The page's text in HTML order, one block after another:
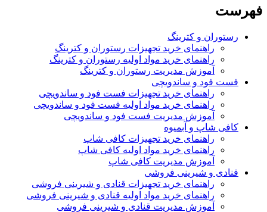
فهرست
رستوران و کترینگ
راهنمای خرید تجهیزات رستوران و کترینگ
راهنمای خرید مواد اولیه رستوران و کترینگ
آموزش مدیریت رستوران و کترینگ
فست فود و ساندویچی
راهنمای خرید تجهیزات فست فود و ساندویچی
راهنمای خرید مواد اولیه فست فود و ساندویچی
آموزش مدیریت فست فود و ساندویچی
کافی شاپ و آبمیوه
راهنمای خرید تجهیزات کافی شاپ
راهنمای خرید مواد اولیه کافی‌ شاپ‌
آموزش مدیریت کافی شاپ
قنادی و شیرینی فروشی
راهنمای خرید تجهیزات قنادی و شیرینی فروشی
راهنمای خرید مواد اولیه قنادی و شیرینی فروشی
آموزش مدیریت قنادی و شیرینی فروشی